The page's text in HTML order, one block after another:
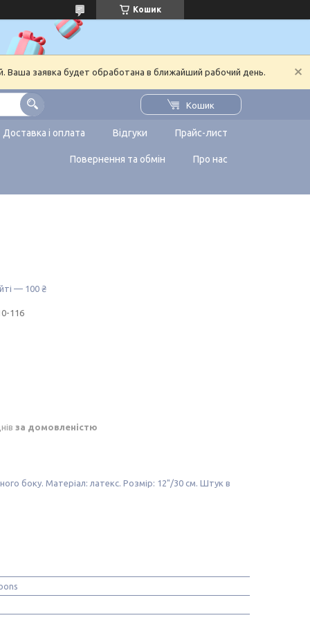
Кошик
Ваша заявка будет обработана в ближайший рабочий день.
Кошик
Доставка і оплата Відгуки Прайс-лист
Повернення та обмін Про нас
— 100 ₴
116
за домовленістю
боку. Матеріал: латекс. Розмір: 12"/30 см. Штук в